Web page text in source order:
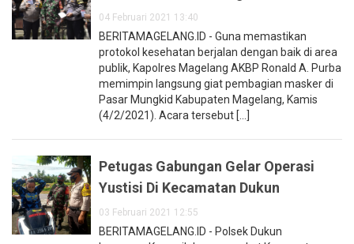
04 Februari 2021 13:40
BERITAMAGELANG.ID - Guna memastikan
protokol kesehatan berjalan dengan baik di area
publik, Kapolres Magelang AKBP Ronald A. Purba
memimpin langsung giat pembagian masker di
Pasar Mungkid Kabupaten Magelang, Kamis
(4/2/2021). Acara tersebut [...]
Petugas Gabungan Gelar Operasi
Yustisi Di Kecamatan Dukun
03 Februari 2021 12:55
BERITAMAGELANG.ID - Polsek Dukun